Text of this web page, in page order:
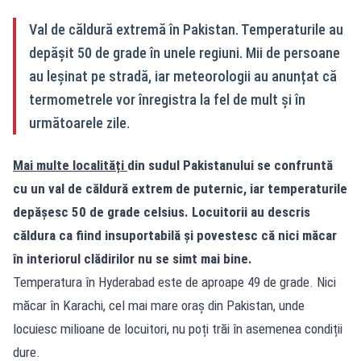
Val de căldură extremă în Pakistan. Temperaturile au
depășit 50 de grade în unele regiuni. Mii de persoane
au leșinat pe stradă, iar meteorologii au anunțat că
termometrele vor înregistra la fel de mult și în
următoarele zile.
Mai multe localități din sudul Pakistanului se confruntă
cu un val de căldură extrem de puternic, iar temperaturile
depășesc 50 de grade celsius. Locuitorii au descris
căldura ca fiind insuportabilă și povestesc că nici măcar
în interiorul clădirilor nu se simt mai bine.
Temperatura în Hyderabad este de aproape 49 de grade. Nici
măcar în Karachi, cel mai mare oraș din Pakistan, unde
locuiesc milioane de locuitori, nu poți trăi în asemenea condiții
dure.